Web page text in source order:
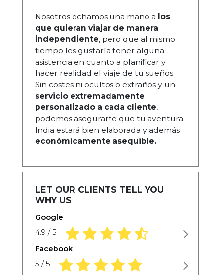
Nosotros echamos una mano a los
que quieran viajar de manera
independiente, pero que al mismo
tiempo les gustaría tener alguna
asistencia en cuanto a planificar y
hacer realidad el viaje de tu sueños.
Sin costes ni ocultos o extraños y un
servicio extremadamente
personalizado a cada cliente,
podemos asegurarte que tu aventura
India estará bien elaborada y además
económicamente asequible.
LET OUR CLIENTS TELL YOU
WHY US
Google
4.9 / 5 4,9 rating based on 1.234 ratings
Facebook
5 / 5 5,0 rating based on 1.234 ratings